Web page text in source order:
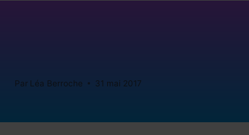
Par Léa Berroche 31 mai 2017